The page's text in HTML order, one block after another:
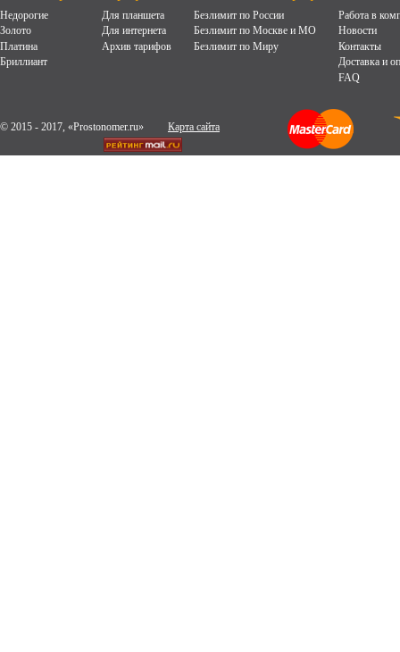
Недорогие
Золото
Платина
Бриллиант
Для планшета
Для интернета
Архив тарифов
Безлимит по России
Безлимит по Москве и МО
Безлимит по Миру
Работа в
Новости
Контакты
Доставка и
FAQ
© 2015 - 2017, «Prostonomer.ru» Карта сайта